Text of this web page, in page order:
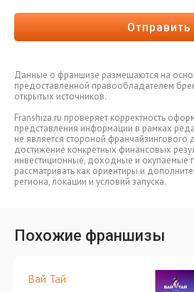
Отправить
Данные о франшизе размещаются на
предоставленной правообладателем
открытых источников.
Franshiza.ru проверяет корректность
представления информации в рамках
не является стороной франчайзингового
достижение конкретных финансовых
инвестиционные, доходные и окупаемые
рассматривать как ориентиры и
региона, локации и условий запуска.
Похожие франшизы
Вай Тай